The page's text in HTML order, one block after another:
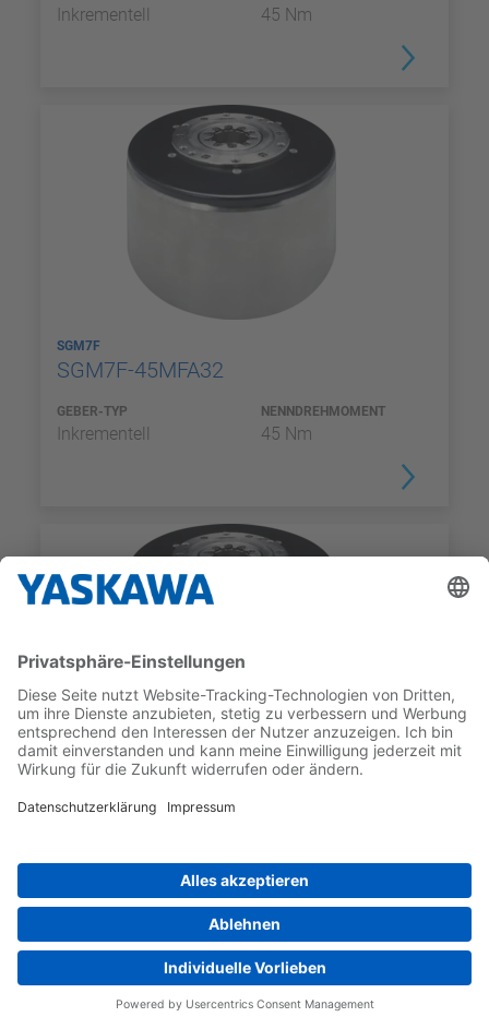
Inkrementell 45 Nm
SGM7F
SGM7F-45MFA32
GEBER-TYP
Inkrementell
NENNDREHMOMENT
45 Nm
SGM7F